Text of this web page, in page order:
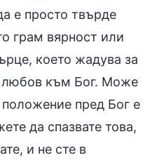
е просто твърде
грам вярност или
което жадува за
любов към Бог. Може
пред Бог е
да спазвате това,
и не сте в